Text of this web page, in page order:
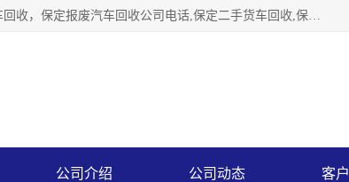
保定辉领再生资源回收有限公司主要经营保定旧车回收，保定报废汽车回收，保定报废汽车回收公司电话,保定二手货车回收,保定黄标车回收, 保定黄标车回收，保定哪里收报废车，保定废旧汽车回收，保定汽车报废手续办理，保定汽车解体厂。将通过采取区域限行促进淘汰、经济补助激励新、加大上路*法处罚、加强达标排放监管等综合措施，对老旧机动车逐步实行末位淘汰，加快老旧机动车淘汰新
公司介绍 公司动态 客